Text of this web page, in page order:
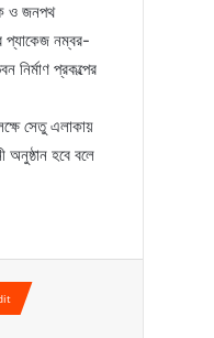
ও জনপথ
প্যাকেজ নম্বর-
প্রকল্পের
সেতু এলাকায়
হবে বলে